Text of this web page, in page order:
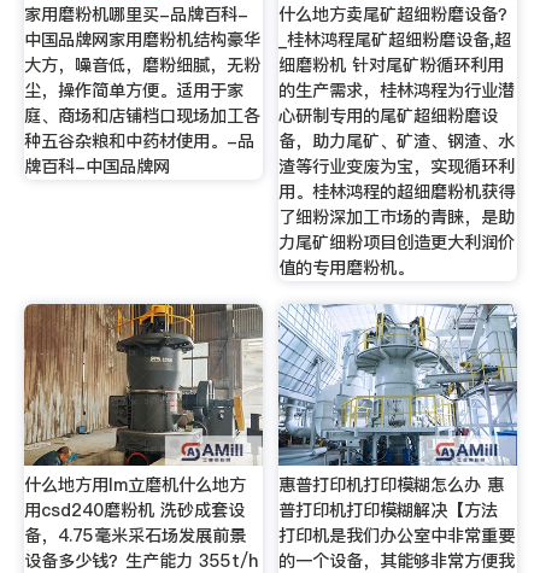
家用磨粉机哪里买-品牌百科-
中国品牌网家用磨粉机结构豪华
大方，噪音低，磨粉细腻，无粉
尘，操作简单方便。适用于家
庭、商场和店铺档口现场加工各
种五谷杂粮和中药材使用。-品
牌百科-中国品牌网
什么地方卖尾矿超细粉磨设备？
_桂林鸿程尾矿超细粉磨设备,超
细磨粉机 针对尾矿粉循环利用
的生产需求，桂林鸿程为行业潜
心研制专用的尾矿超细粉磨设
备，助力尾矿、矿渣、钢渣、水
渣等行业变废为宝，实现循环利
用。桂林鸿程的超细磨粉机获得
了细粉深加工市场的青睐，是助
力尾矿细粉项目创造更大利润价
值的专用磨粉机。
什么地方用lm立磨机什么地方
用csd240磨粉机 洗砂成套设
备，4.75毫米采石场发展前景
设备多少钱？生产能力 355t/h
惠普打印机打印模糊怎么办 惠
普打印机打印模糊解决【方法
打印机是我们办公室中非常重要
的一个设备，其能够非常方便我